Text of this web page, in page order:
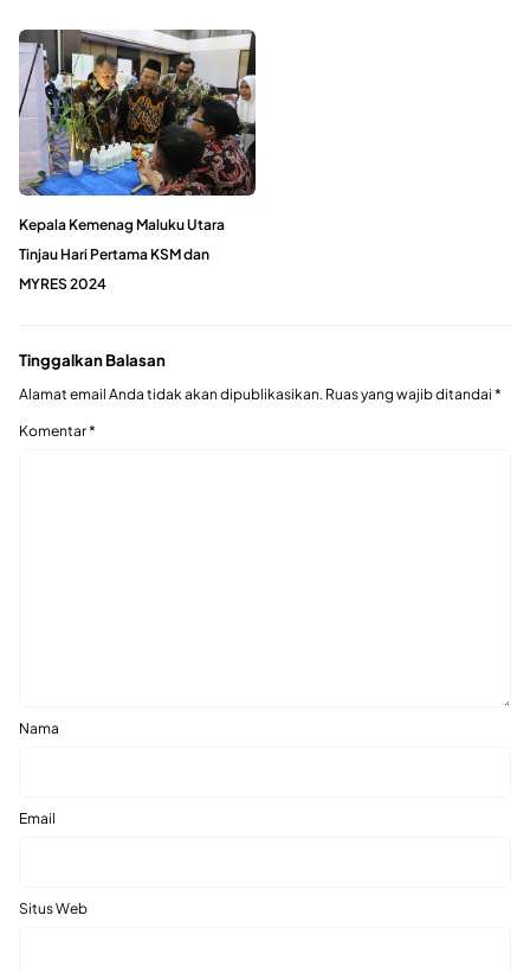
Kepala Kemenag Maluku Utara
Tinjau Hari Pertama KSM dan
MYRES 2024
Tinggalkan Balasan
Alamat email Anda tidak akan dipublikasikan. Ruas yang wajib ditandai *
Komentar*
Nama
Email
Situs Web